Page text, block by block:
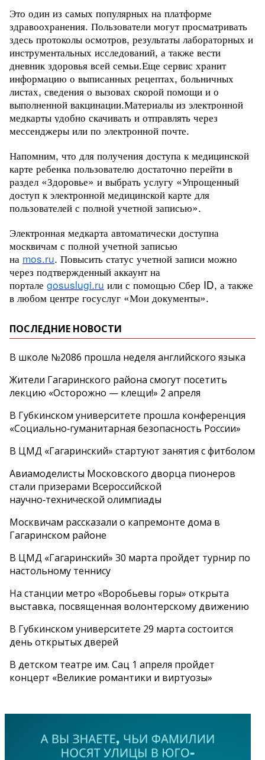
Это один из самых популярных на платформе
здравоохранения. Пользователи могут просматривать
здесь протоколы осмотров, результаты лабораторных и
инструментальных исследований, а также вести
дневник здоровья всей семьи.Еще сервис хранит
информацию о выписанных рецептах, больничных
листах, сведения о вызовах скорой помощи и о
выполненной вакцинации.Материалы из электронной
медкарты удобно скачивать и отправлять через
мессенджеры или по электронной почте.
Напомним, что для получения доступа к медицинской
карте ребенка пользователю достаточно перейти в
раздел «Здоровье» и выбрать услугу «Упрощенный
доступ к электронной медицинской карте для
пользователей с полной учетной записью».
Электронная медкарта автоматически доступна
москвичам с полной учетной записью
на mos.ru. Повысить статус учетной записи можно
через подтвержденный аккаунт на
портале gosuslugi.ru или с помощью Сбер ID, а также
в любом центре госуслуг «Мои документы».
ПОСЛЕДНИЕ НОВОСТИ
В школе №2086 прошла неделя английского языка
Жители Гагаринского района смогут посетить
лекцию «Осторожно — клещи!» 2 апреля
В Губкинском университете прошла конференция
«Социально‑гуманитарная безопасность России»
В ЦМД «Гагаринский» стартуют занятия с фитболом
Авиамоделисты Московского дворца пионеров
стали призерами Всероссийской
научно‑технической олимпиады
Москвичам рассказали о капремонте дома в
Гагаринском районе
В ЦМД «Гагаринский» 30 марта пройдет турнир по
настольному теннису
На станции метро «Воробьевы горы» открыта
выставка, посвященная волонтерскому движению
В Губкинском университете 29 марта состоится
день открытых дверей
В детском театре им. Сац 1 апреля пройдет
концерт «Великие романтики и виртуозы»